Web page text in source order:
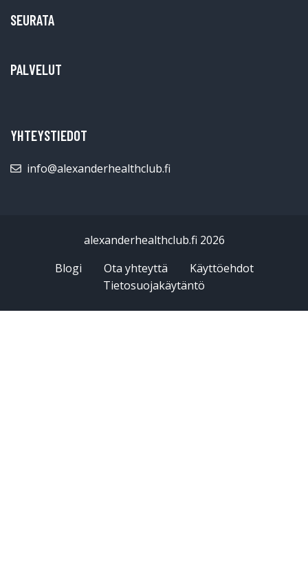
SEURATA
PALVELUT
YHTEYSTIEDOT
info@alexanderhealthclub.fi
alexanderhealthclub.fi 2026
Blogi
Ota yhteyttä
Käyttöehdot
Tietosuojakäytäntö